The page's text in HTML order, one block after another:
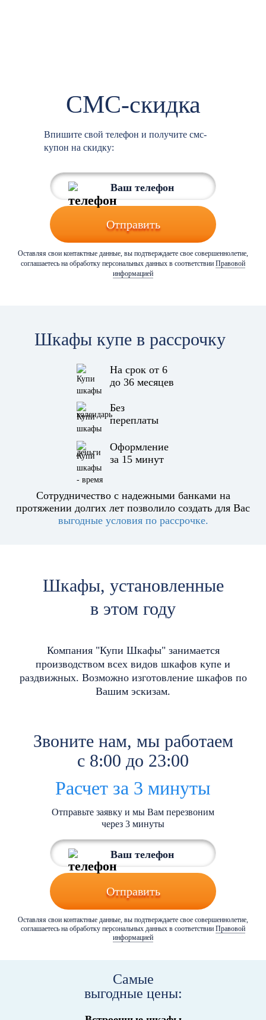
СМС-скидка
Впишите свой телефон и получите смс-
купон на скидку:
Отправить
Оставляя свои контактные данные, вы подтверждаете свое совершеннолетие,
соглашаетесь на обработку персональных данных в соответствии Правовой
информацией
Шкафы купе в рассрочку
На срок от 6
до 36 месяцев
Без
переплаты
Оформление
за 15 минут
Сотрудничество с надежными банками на
протяжении долгих лет позволило создать для Вас
выгодные условия по рассрочке.
Шкафы, установленные
в этом году
Компания "Купи Шкафы" занимается
производством всех видов шкафов купе и
раздвижных. Возможно изготовление шкафов по
Вашим эскизам.
Звоните нам, мы работаем
с 8:00 до 23:00
Расчет за 3 минуты
Отправьте заявку и мы Вам перезвоним
через 3 минуты
Отправить
Оставляя свои контактные данные, вы подтверждаете свое совершеннолетие,
соглашаетесь на обработку персональных данных в соответствии Правовой
информацией
Самые
выгодные цены: